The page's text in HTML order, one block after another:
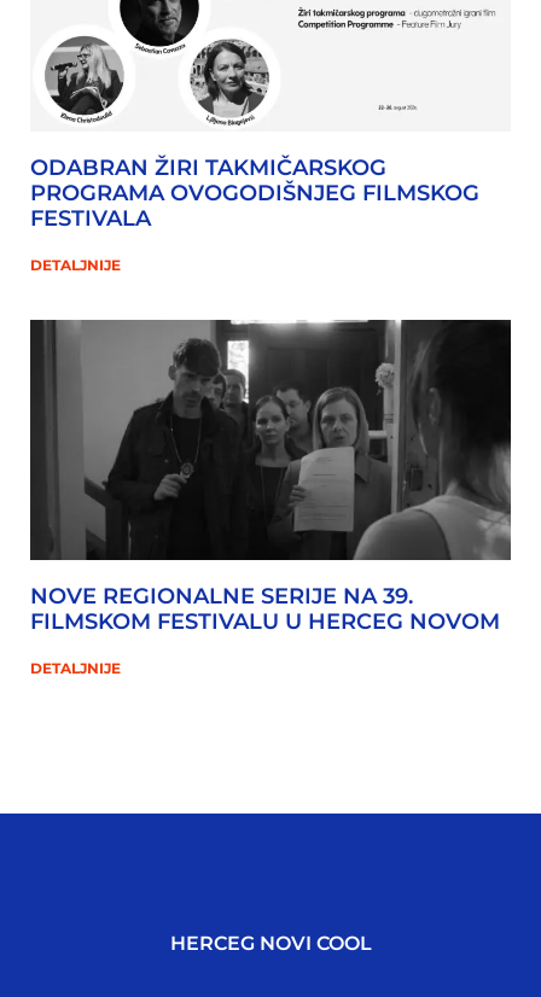
ODABRAN ŽIRI TAKMIČARSKOG
PROGRAMA OVOGODIŠNJEG FILMSKOG
FESTIVALA
DETALJNIJE
NOVE REGIONALNE SERIJE NA 39.
FILMSKOM FESTIVALU U HERCEG NOVOM
DETALJNIJE
HERCEG NOVI COOL